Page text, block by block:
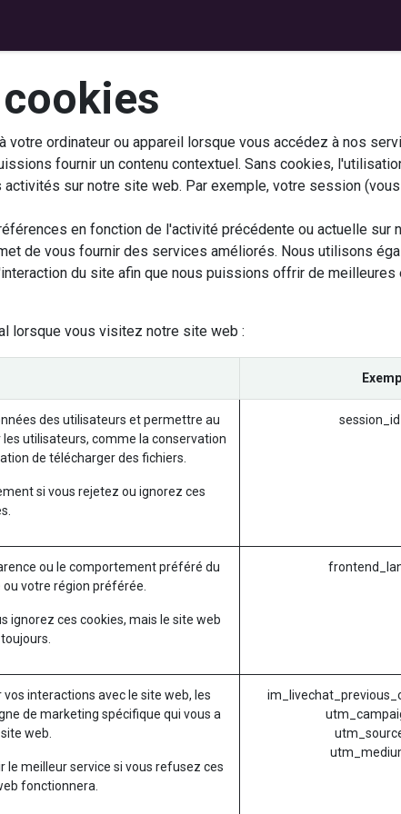
ordinateur ou appareil lorsque vous accédez à nos
fournir un contenu contextuel. Sans cookies,
sur notre site web. Par exemple, votre session
en fonction de l'activité précédente ou actuelle sur
de vous fournir des services améliorés. Nous utilisons
du site afin que nous puissions offrir de
lorsque vous visitez notre site web :
des utilisateurs et permettre au
utilisateurs, comme la conservation
de télécharger des fichiers.
si vous rejetez ou ignorez ces
ou le comportement préféré du
votre région préférée.
ignorez ces cookies, mais le site web
interactions avec le site web, les
de marketing spécifique qui vous a
web.
le meilleur service si vous refusez ces
fonctionnera.